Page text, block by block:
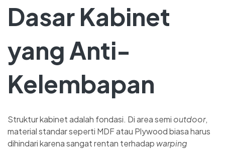
Dasar Kabinet
yang Anti-
Kelembapan
Struktur kabinet adalah fondasi. Di area semi outdoor,
material standar seperti MDF atau Plywood biasa harus
dihindari karena sangat rentan terhadap warping